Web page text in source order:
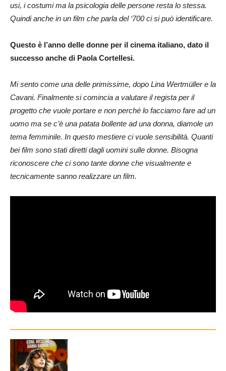
usi, i costumi ma la psicologia delle persone resta lo stessa.
Quindi anche in un film che parla del ‘700 ci si può identificare.
Questo è l’anno delle donne per il cinema italiano, dato il
successo anche di Paola Cortellesi.
Mi sento come una delle primissime, dopo Lina Wertmüller e la
Cavani. Finalmente si comincia a valutare il regista per il
progetto che vuole portare e non perché lo facciamo fare ad un
uomo ma se c’è una patata bollente ad una donna, diamole un
tema femminile. In questo mestiere ci vuole sensibilità. Quanti
bei film sono stati diretti dagli uomini sulle donne. Bisogna
riconoscere che ci sono tante donne che visualmente e
tecnicamente sanno realizzare un film.